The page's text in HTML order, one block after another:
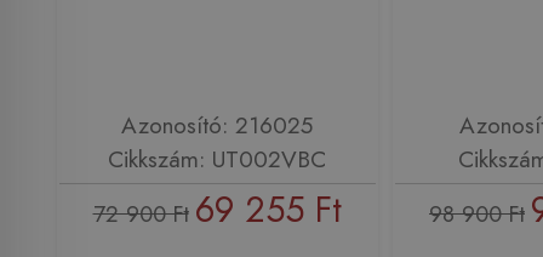
Azonosító: 216025
Cikkszám: UT002VBC
72 900 Ft 69 255 Ft 98 900 Ft